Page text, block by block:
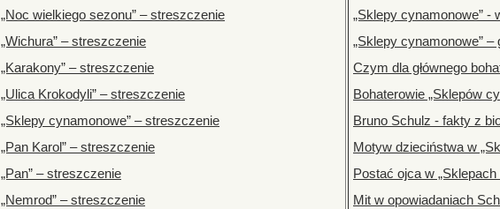
„Noc wielkiego sezonu” – streszczenie
„Wichura” – streszczenie
„Karakony” – streszczenie
„Ulica Krokodyli” – streszczenie
„Sklepy cynamonowe” – streszczenie
„Pan Karol” – streszczenie
„Pan” – streszczenie
„Nemrod” – streszczenie
„Sklepy cynamonowe” -
„Sklepy cynamonowe” –
Czym dla głównego
Bohaterowie „Sklepów
Bruno Schulz - fakty z
Motyw dzieciństwa w
Postać ojca w
Mit w opowiadaniach